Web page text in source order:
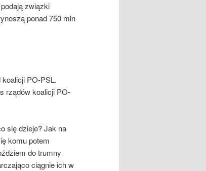
związki
ponad 750 mln
PO-PSL.
rządów koalicji PO-
się dzieje? Jak na
komu potem
do trumny
ciągnie ich w